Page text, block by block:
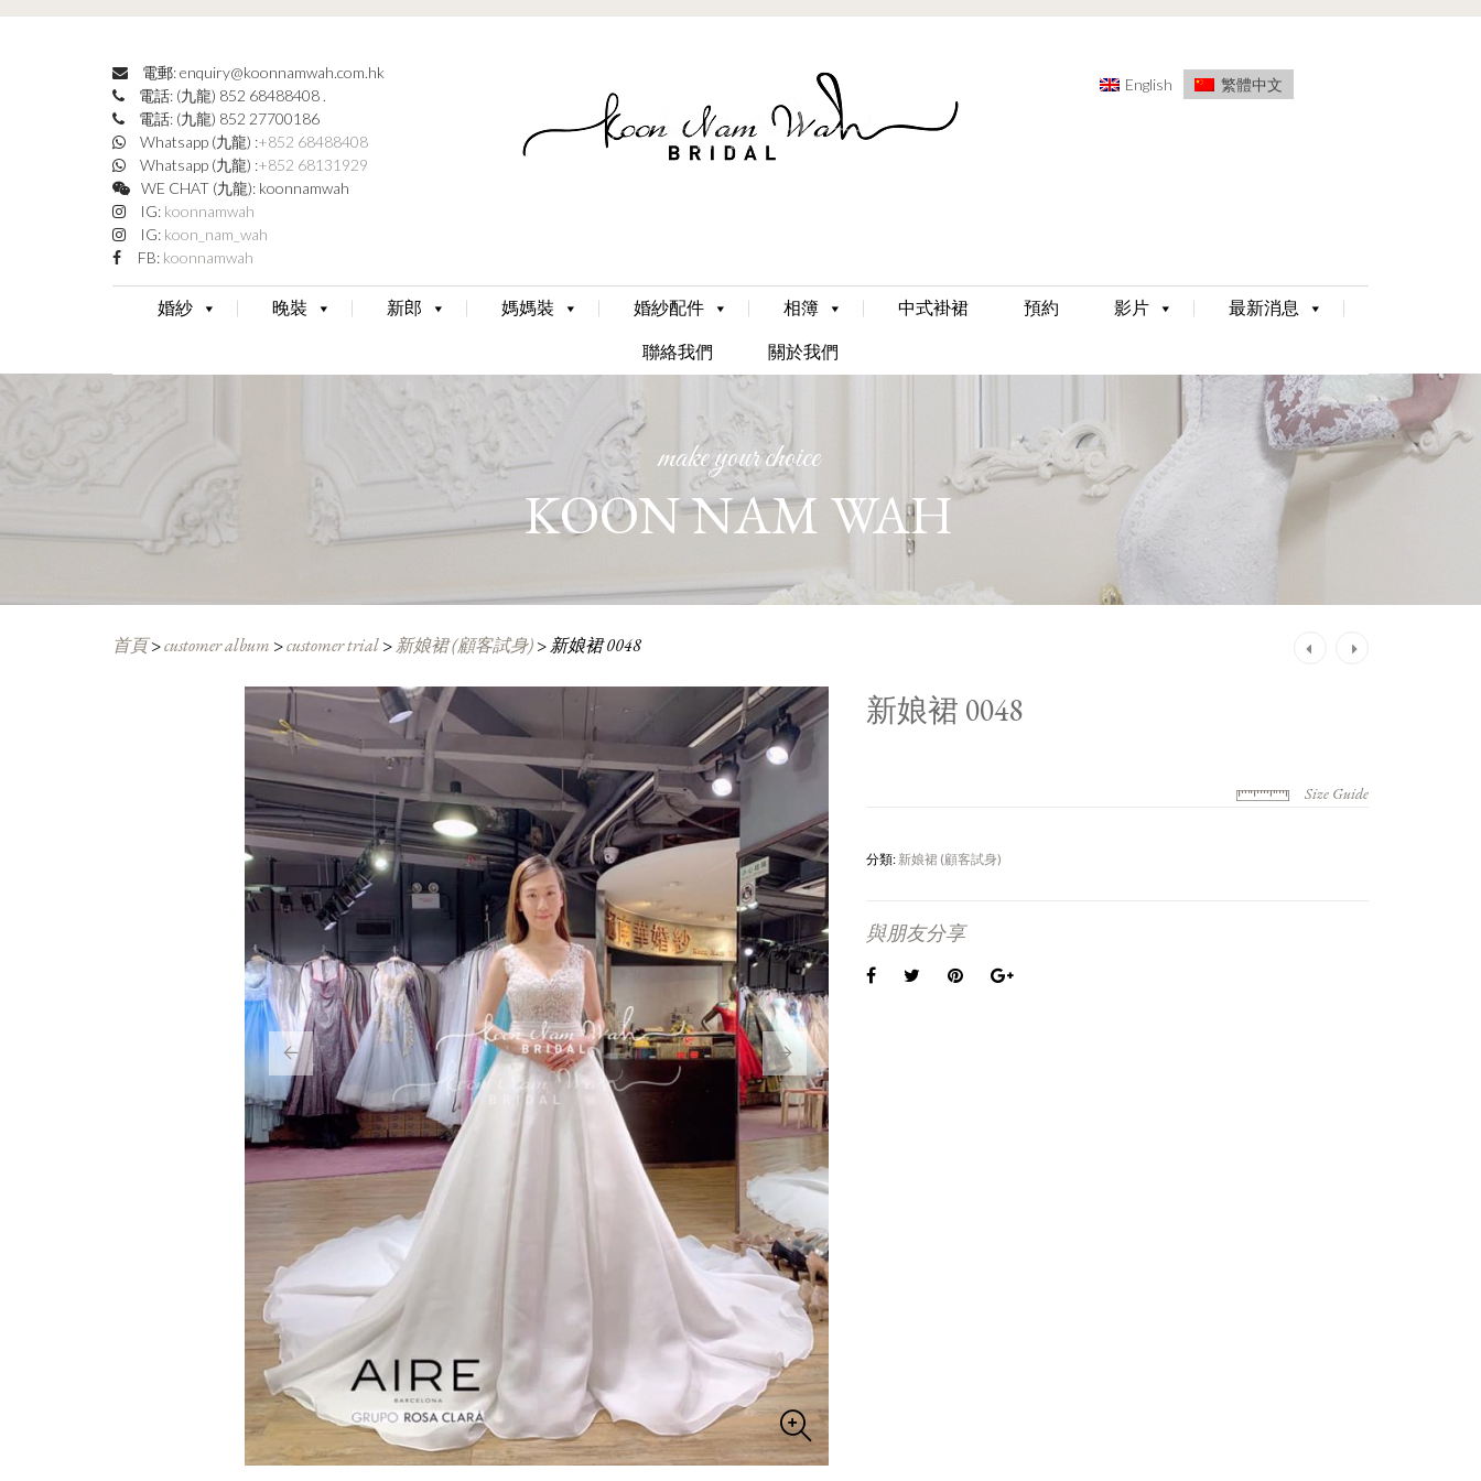
電郵: enquiry@koonnamwah.com.hk
電話: (九龍) 852 68488408 .
電話: (九龍) 852 27700186
Whatsapp (九龍) :+852 68488408
Whatsapp (九龍) :+852 68131929
WE CHAT (九龍): koonnamwah
IG: koonnamwah
IG: koon_nam_wah
FB: koonnamwah
English 繁體中文
Skip
to
content
婚紗 晚裝 新郎 媽媽裝 婚紗配件 相簿 中式褂裙 預約 影片
最新消息
聯絡我們
關於我們
make your choice
KOON NAM WAH
首頁>customer album >customer trial>新娘裙 (顧客試身)>新娘裙 0048
新娘裙 0048
Size Guide
分類: 新娘裙 (顧客試身)
與朋友分享